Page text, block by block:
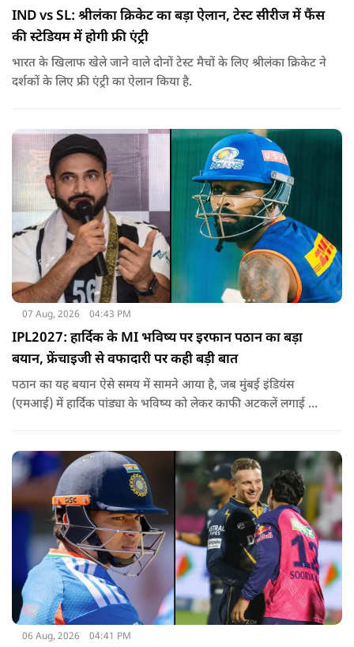
IND vs SL: श्रीलंका क्रिकेट का बड़ा ऐलान, टेस्ट सीरीज में फैंस
की स्टेडियम में होगी फ्री एंट्री
भारत के खिलाफ खेले जाने वाले दोनों टेस्ट मैचों के लिए श्रीलंका क्रिकेट ने
दर्शकों के लिए फ्री एंट्री का ऐलान किया है.
07 Aug, 2026 04:43 PM
IPL2027: हार्दिक के MI भविष्य पर इरफान पठान का बड़ा
बयान, फ्रेंचाइजी से वफादारी पर कही बड़ी बात
पठान का यह बयान ऐसे समय में सामने आया है, जब मुंबई इंडियंस
(एमआई) में हार्दिक पांड्या के भविष्य को लेकर काफी अटकलें लगाई जा
06 Aug, 2026 04:41 PM